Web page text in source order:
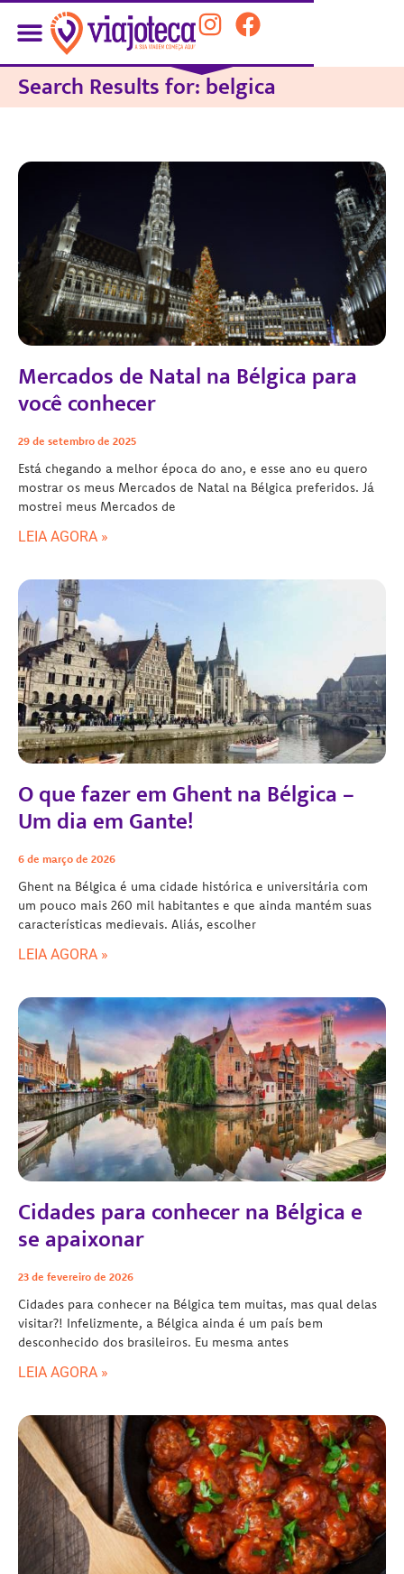
Search Results for: belgica
Mercados de Natal na Bélgica para
você conhecer
29 de setembro de 2025
Está chegando a melhor época do ano, e esse ano eu quero
mostrar os meus Mercados de Natal na Bélgica preferidos. Já
mostrei meus Mercados de
LEIA AGORA »
O que fazer em Ghent na Bélgica –
Um dia em Gante!
6 de março de 2026
Ghent na Bélgica é uma cidade histórica e universitária com
um pouco mais 260 mil habitantes e que ainda mantém suas
características medievais. Aliás, escolher
LEIA AGORA »
Cidades para conhecer na Bélgica e
se apaixonar
23 de fevereiro de 2026
Cidades para conhecer na Bélgica tem muitas, mas qual delas
visitar?! Infelizmente, a Bélgica ainda é um país bem
desconhecido dos brasileiros. Eu mesma antes
LEIA AGORA »